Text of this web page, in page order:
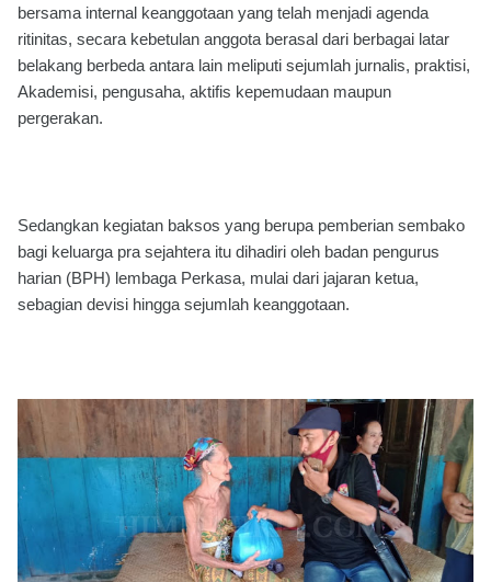
bersama internal keanggotaan yang telah menjadi agenda
ritinitas, secara kebetulan anggota berasal dari berbagai latar
belakang berbeda antara lain meliputi sejumlah jurnalis, praktisi,
Akademisi, pengusaha, aktifis kepemudaan maupun
pergerakan.
Sedangkan kegiatan baksos yang berupa pemberian sembako
bagi keluarga pra sejahtera itu dihadiri oleh badan pengurus
harian (BPH) lembaga Perkasa, mulai dari jajaran ketua,
sebagian devisi hingga sejumlah keanggotaan.